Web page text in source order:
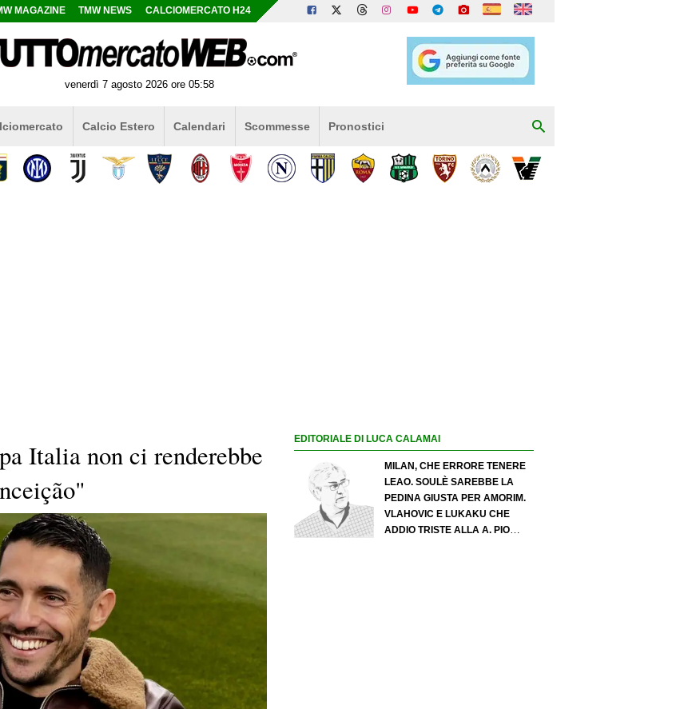
MAGAZINE TMW NEWS CALCIOMERCATO H24
venerdì 7 agosto 2026 ore 05:58
Calcio Estero Calendari Scommesse Pronostici
Italia non ci renderebbe
EDITORIALE DI LUCA CALAMAI
MILAN, CHE ERRORE TENERE
LEAO. SOULÈ SAREBBE LA
PEDINA GIUSTA PER AMORIM.
VLAHOVIC E LUKAKU CHE
ADDIO TRISTE ALLA A. PIO